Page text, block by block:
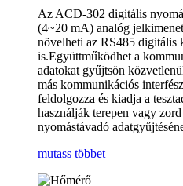
Az ACD-302 digitális
(4~20 mA) analóg
növelheti az RS485 digitális
is.Együttműködhet a
adatokat gyűjtsön
más kommunikációs
feldolgozza és kiadja a
használják terepen vagy
nyomástávadó
mutass többet